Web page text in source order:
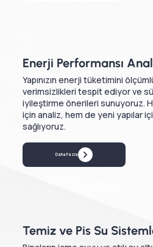
Enerji Performansı
Yapınızın enerji tüketimini
verimsizlikleri tespit ediyor ve
iyileştirme önerileri sunuyoruz.
için analiz, hem de yeni yapılar
sağlıyoruz.
Daha Fazla
Temiz ve Pis Su